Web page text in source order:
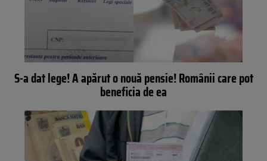
S-a dat lege! A apărut o nouă pensie! Românii care pot
beneficia de ea